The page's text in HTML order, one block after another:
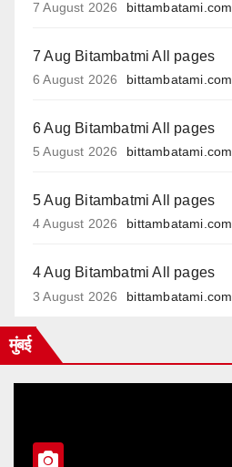
7 August 2026 bittambatami.com
7 Aug Bitambatmi All pages
6 August 2026 bittambatami.com
6 Aug Bitambatmi All pages
5 August 2026 bittambatami.com
5 Aug Bitambatmi All pages
4 August 2026 bittambatami.com
4 Aug Bitambatmi All pages
3 August 2026 bittambatami.com
मुंबई